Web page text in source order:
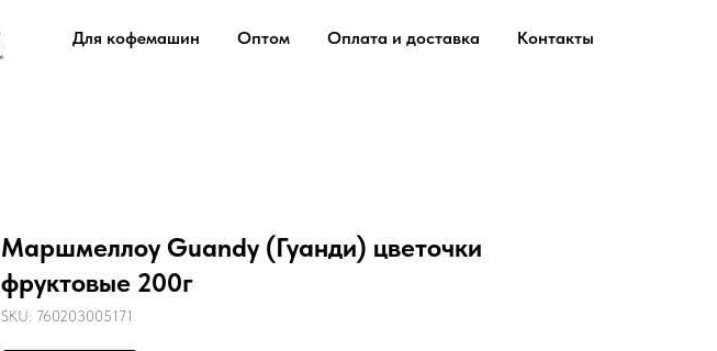
Для кофемашин Оптом Оплата и доставка Контакты
Маршмеллоу Guandy (Гуанди) цветочки
фруктовые 200г
SKU: 760203005171